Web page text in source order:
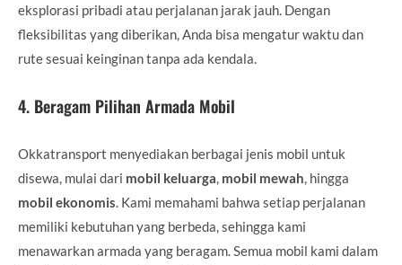
eksplorasi pribadi atau perjalanan jarak jauh. Dengan
fleksibilitas yang diberikan, Anda bisa mengatur waktu dan
rute sesuai keinginan tanpa ada kendala.
4. Beragam Pilihan Armada Mobil
Okkatransport menyediakan berbagai jenis mobil untuk
disewa, mulai dari mobil keluarga mobil mewah , hingga
mobil ekonomis . Kami memahami bahwa setiap perjalanan
memiliki kebutuhan yang berbeda, sehingga kami
menawarkan armada yang beragam. Semua mobil kami dalam